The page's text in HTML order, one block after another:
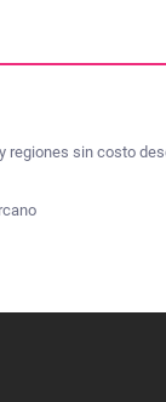
regiones sin costo